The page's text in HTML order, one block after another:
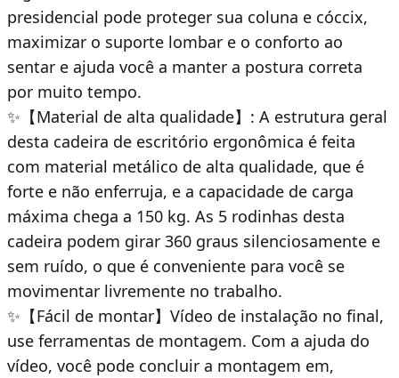
presidencial pode proteger sua coluna e cóccix,
maximizar o suporte lombar e o conforto ao
sentar e ajuda você a manter a postura correta
por muito tempo.
✨【Material de alta qualidade】: A estrutura geral
desta cadeira de escritório ergonômica é feita
com material metálico de alta qualidade, que é
forte e não enferruja, e a capacidade de carga
máxima chega a 150 kg. As 5 rodinhas desta
cadeira podem girar 360 graus silenciosamente e
sem ruído, o que é conveniente para você se
movimentar livremente no trabalho.
✨【Fácil de montar】Vídeo de instalação no final,
use ferramentas de montagem. Com a ajuda do
vídeo, você pode concluir a montagem em,